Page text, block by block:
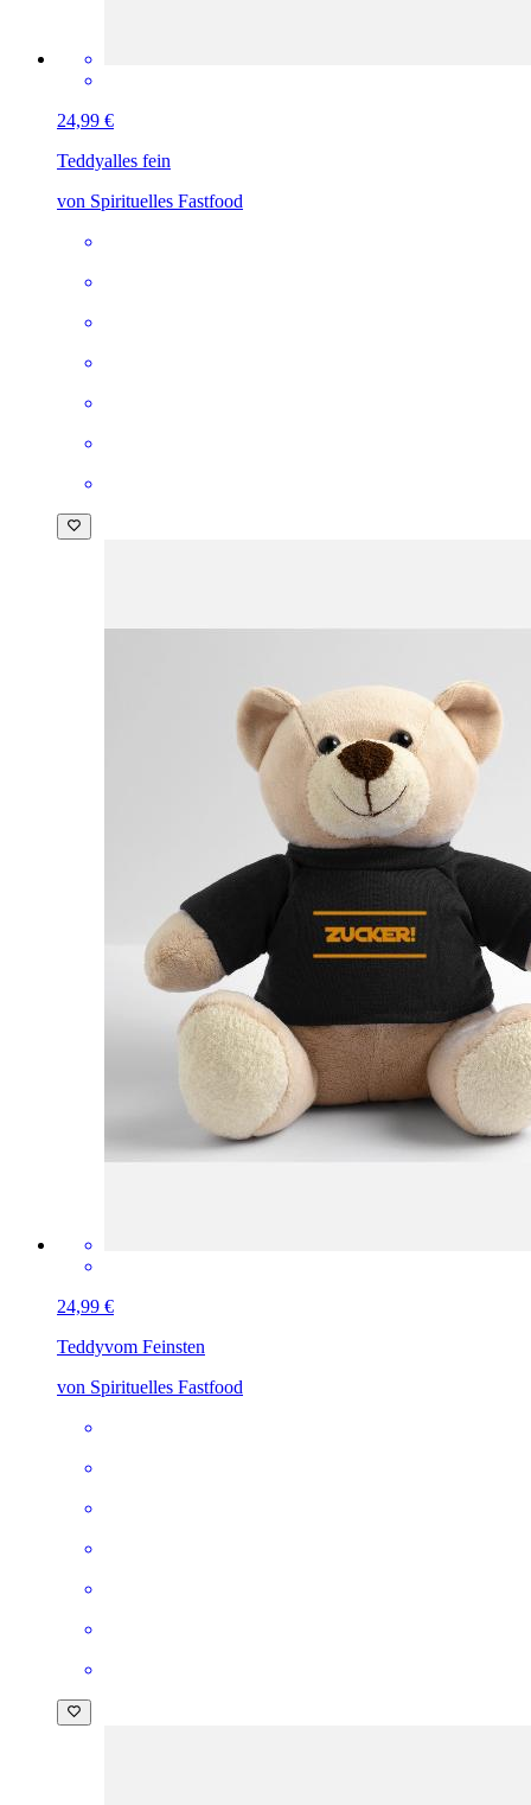
24,99 €
Teddyalles fein
von Spirituelles Fastfood
24,99 €
Teddyvom Feinsten
von Spirituelles Fastfood